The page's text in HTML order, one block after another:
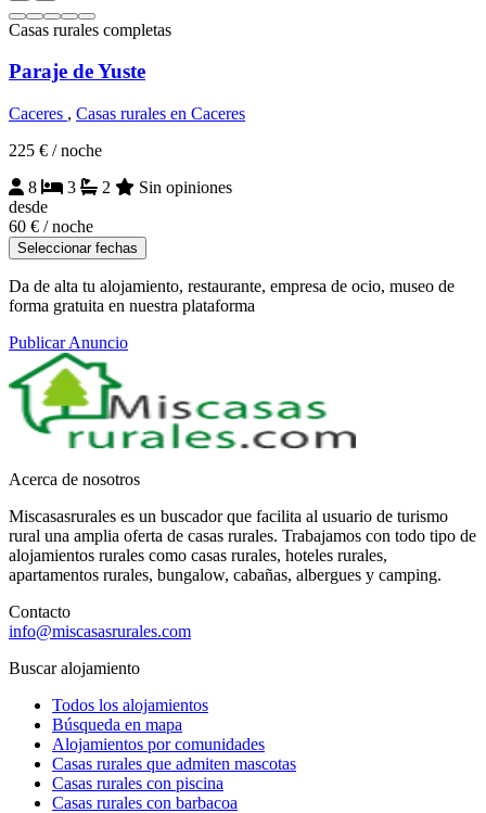
Casas rurales completas
Paraje de Yuste
Caceres , Casas rurales en Caceres
225 € / noche
8
3 2
Sin opiniones
desde
60 € / noche
Seleccionar fechas
Da de alta tu alojamiento, restaurante, empresa de ocio, museo de
forma gratuita en nuestra plataforma
Publicar Anuncio
Acerca de nosotros
Miscasasrurales es un buscador que facilita al usuario de turismo
rural una amplia oferta de casas rurales. Trabajamos con todo tipo de
alojamientos rurales como casas rurales, hoteles rurales,
apartamentos rurales, bungalow, cabañas, albergues y camping.
Contacto
info@miscasasrurales.com
Buscar alojamiento
Todos los alojamientos
Búsqueda en mapa
Alojamientos por comunidades
Casas rurales que admiten mascotas
Casas rurales con piscina
Casas rurales con barbacoa